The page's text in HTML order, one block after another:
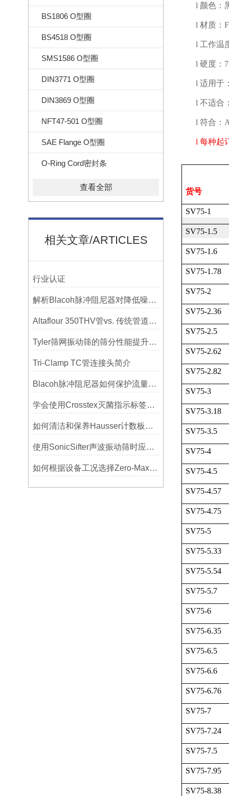
BS1806 O型圈
BS4518 O型圈
SMS1586 O型圈
DIN3771 O型圈
DIN3869 O型圈
NFT47-501 O型圈
SAE Flange O型圈
O-Ring Cord密封条
查看全部
相关文章/ARTICLES
行业认证
解析Blacoh脉冲阻尼器对降低噪音的显著作用
Altaflour 350THV管vs. 传统管道：谁更耐用？
Tyler筛网振动筛的筛分性能提升技巧
Tri-Clamp TC管连接头简介
Blacoh脉冲阻尼器如何保护流量计、压力开关和管路附件？
学会使用Crosstex灭菌指示标签提高无菌保证水平
如何清洁和保养Hausser计数板，避免划伤网格线？
使用SonicSifter声波振动筛时应注意的几个方面
如何根据设备工况选择Zero-Max联轴器？
l 颜色：
l 材质：
l 工作温
l 硬度：
l 适用于
l 不适合
l 符合：
l 每种起
货号
SV75-1
SV75-1.5
SV75-1.6
SV75-1.78
SV75-2
SV75-2.36
SV75-2.5
SV75-2.62
SV75-2.82
SV75-3
SV75-3.18
SV75-3.5
SV75-4
SV75-4.5
SV75-4.57
SV75-4.75
SV75-5
SV75-5.33
SV75-5.54
SV75-5.7
SV75-6
SV75-6.35
SV75-6.5
SV75-6.6
SV75-6.76
SV75-7
SV75-7.24
SV75-7.5
SV75-7.95
SV75-8.38